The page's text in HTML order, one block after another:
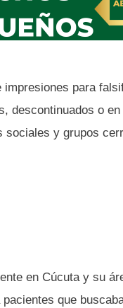
para
descontinuados o
y grupos
en Cúcuta y su
que